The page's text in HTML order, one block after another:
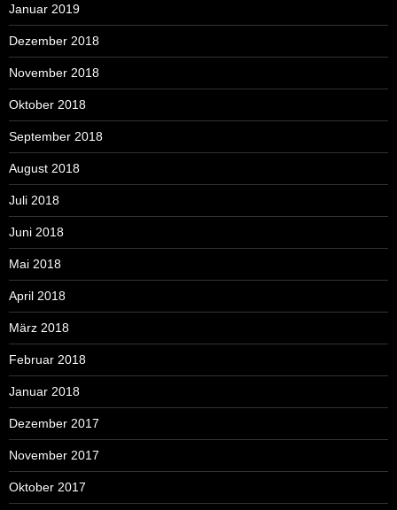
Januar 2019
Dezember 2018
November 2018
Oktober 2018
September 2018
August 2018
Juli 2018
Juni 2018
Mai 2018
April 2018
März 2018
Februar 2018
Januar 2018
Dezember 2017
November 2017
Oktober 2017